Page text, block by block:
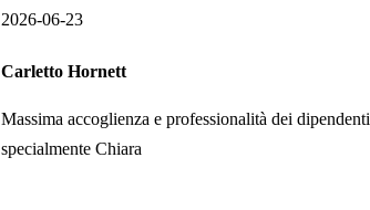
2026-06-23
Carletto Hornett
Massima accoglienza e professionalità dei dipendenti
specialmente Chiara